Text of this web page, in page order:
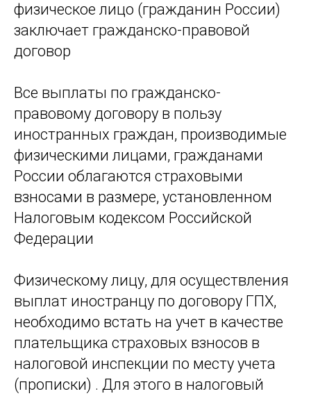
физическое лицо (гражданин России)
заключает гражданско-правовой
договор
Все выплаты по гражданско-
правовому договору в пользу
иностранных граждан, производимые
физическими лицами, гражданами
России облагаются страховыми
взносами в размере, установленном
Налоговым кодексом Российской
Федерации
Физическому лицу, для осуществления
выплат иностранцу по договору ГПХ,
необходимо встать на учет в качестве
плательщика страховых взносов в
налоговой инспекции по месту учета
(прописки) . Для этого в налоговый